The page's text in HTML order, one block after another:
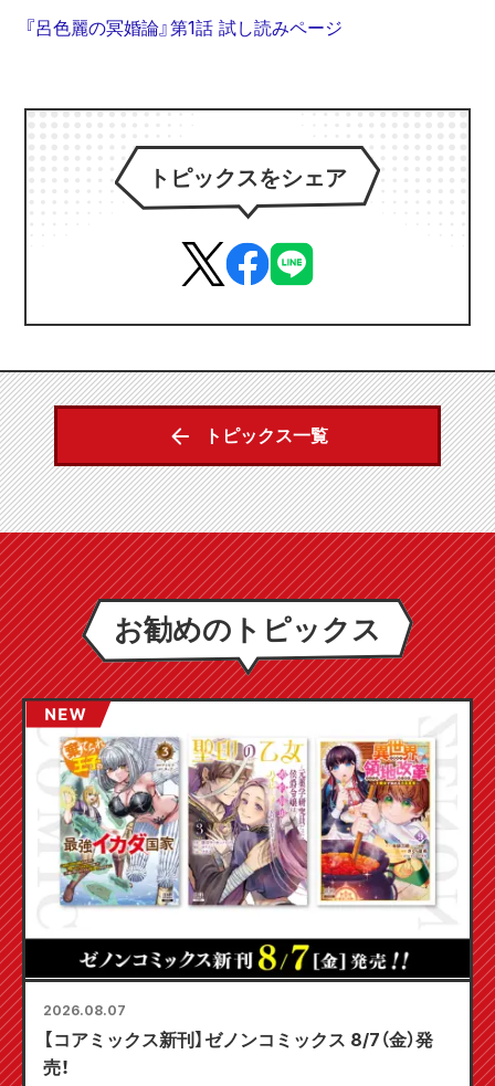
『呂色麗の冥婚論』第1話 試し読みページ
トピックスをシェア
トピックス一覧
お勧めのトピックス
2026.08.07
【コアミックス新刊】ゼノンコミックス 8/7（金）発
売！